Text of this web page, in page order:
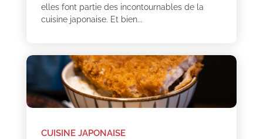
elles font partie des incontournables de la
cuisine japonaise. Et bien...
CUISINE JAPONAISE